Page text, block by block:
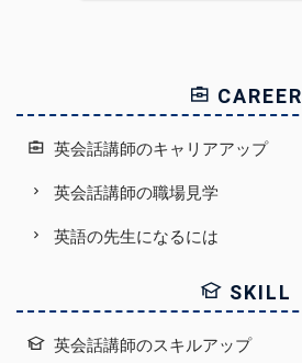
CAREER
英会話講師のキャリアアップ
英会話講師の職場見学
英語の先生になるには
SKILL
英会話講師のスキルアップ